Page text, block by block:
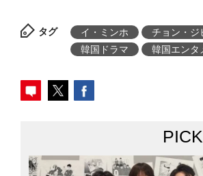
タグ イ・ミンホ チョン・ジ
韓国ドラマ
韓国エンタ